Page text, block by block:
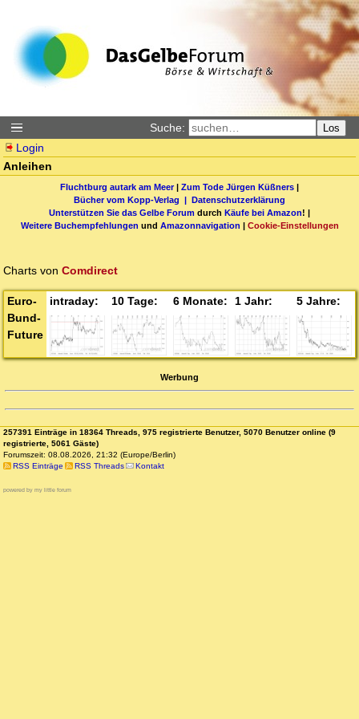
Suche: Los
Login
Anleihen
Fluchtburg autark am Meer| Zum Tode Jürgen Küßners |
Bücher vom Kopp-Verlag | Datenschutzerklärung
Unterstützen Sie das Gelbe Forum durch Käufe bei Amazon! |
Weitere Buchempfehlungen und Amazonnavigation | Cookie-Einstellungen
Charts von Comdirect
Euro-
Bund-
Future
Werbung
257391 Einträge in 18364 Threads, 975 registrierte Benutzer, 5070 Benutzer online (9
registrierte, 5061 Gäste)
Forumszeit: 08.08.2026, 21:32 (Europe/Berlin)
RSS Einträge
RSS Threads Kontakt
powered by my little forum